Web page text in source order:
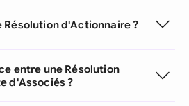
Résolution d'Actionnaire ?
entre une Résolution
d'Associés ?